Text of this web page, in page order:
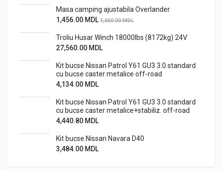
Masa camping ajustabila Overlander
1,456.00 MDL 1,560.00MDL
Troliu Husar Winch 18000lbs (8172kg) 24V
27,560.00 MDL
Kit bucse Nissan Patrol Y61 GU3 3.0 standard
cu bucse caster metalice off-road
4,134.00 MDL
Kit bucse Nissan Patrol Y61 GU3 3.0 standard
cu bucse caster metalice+stabiliz. off-road
4,440.80 MDL
Kit bucse Nissan Navara D40
3,484.00 MDL